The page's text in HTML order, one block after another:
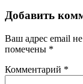
Добавить
Ваш адрес email
помечены *
Комментарий *